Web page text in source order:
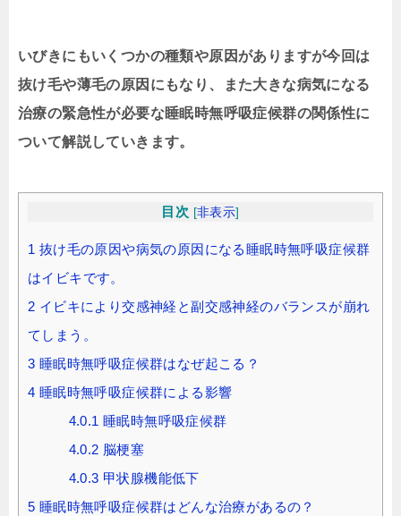
いびきにもいくつかの種類や原因がありますが今回は
抜け毛や薄毛の原因にもなり、また大きな病気になる
治療の緊急性が必要な睡眠時無呼吸症候群の関係性に
ついて解説していきます。
目次 [非表示]
1 抜け毛の原因や病気の原因になる睡眠時無呼吸症候群
はイビキです。
2 イビキにより交感神経と副交感神経のバランスが崩れ
てしまう。
3 睡眠時無呼吸症候群はなぜ起こる？
4 睡眠時無呼吸症候群による影響
4.0.1 睡眠時無呼吸症候群
4.0.2 脳梗塞
4.0.3 甲状腺機能低下
5 睡眠時無呼吸症候群はどんな治療があるの？